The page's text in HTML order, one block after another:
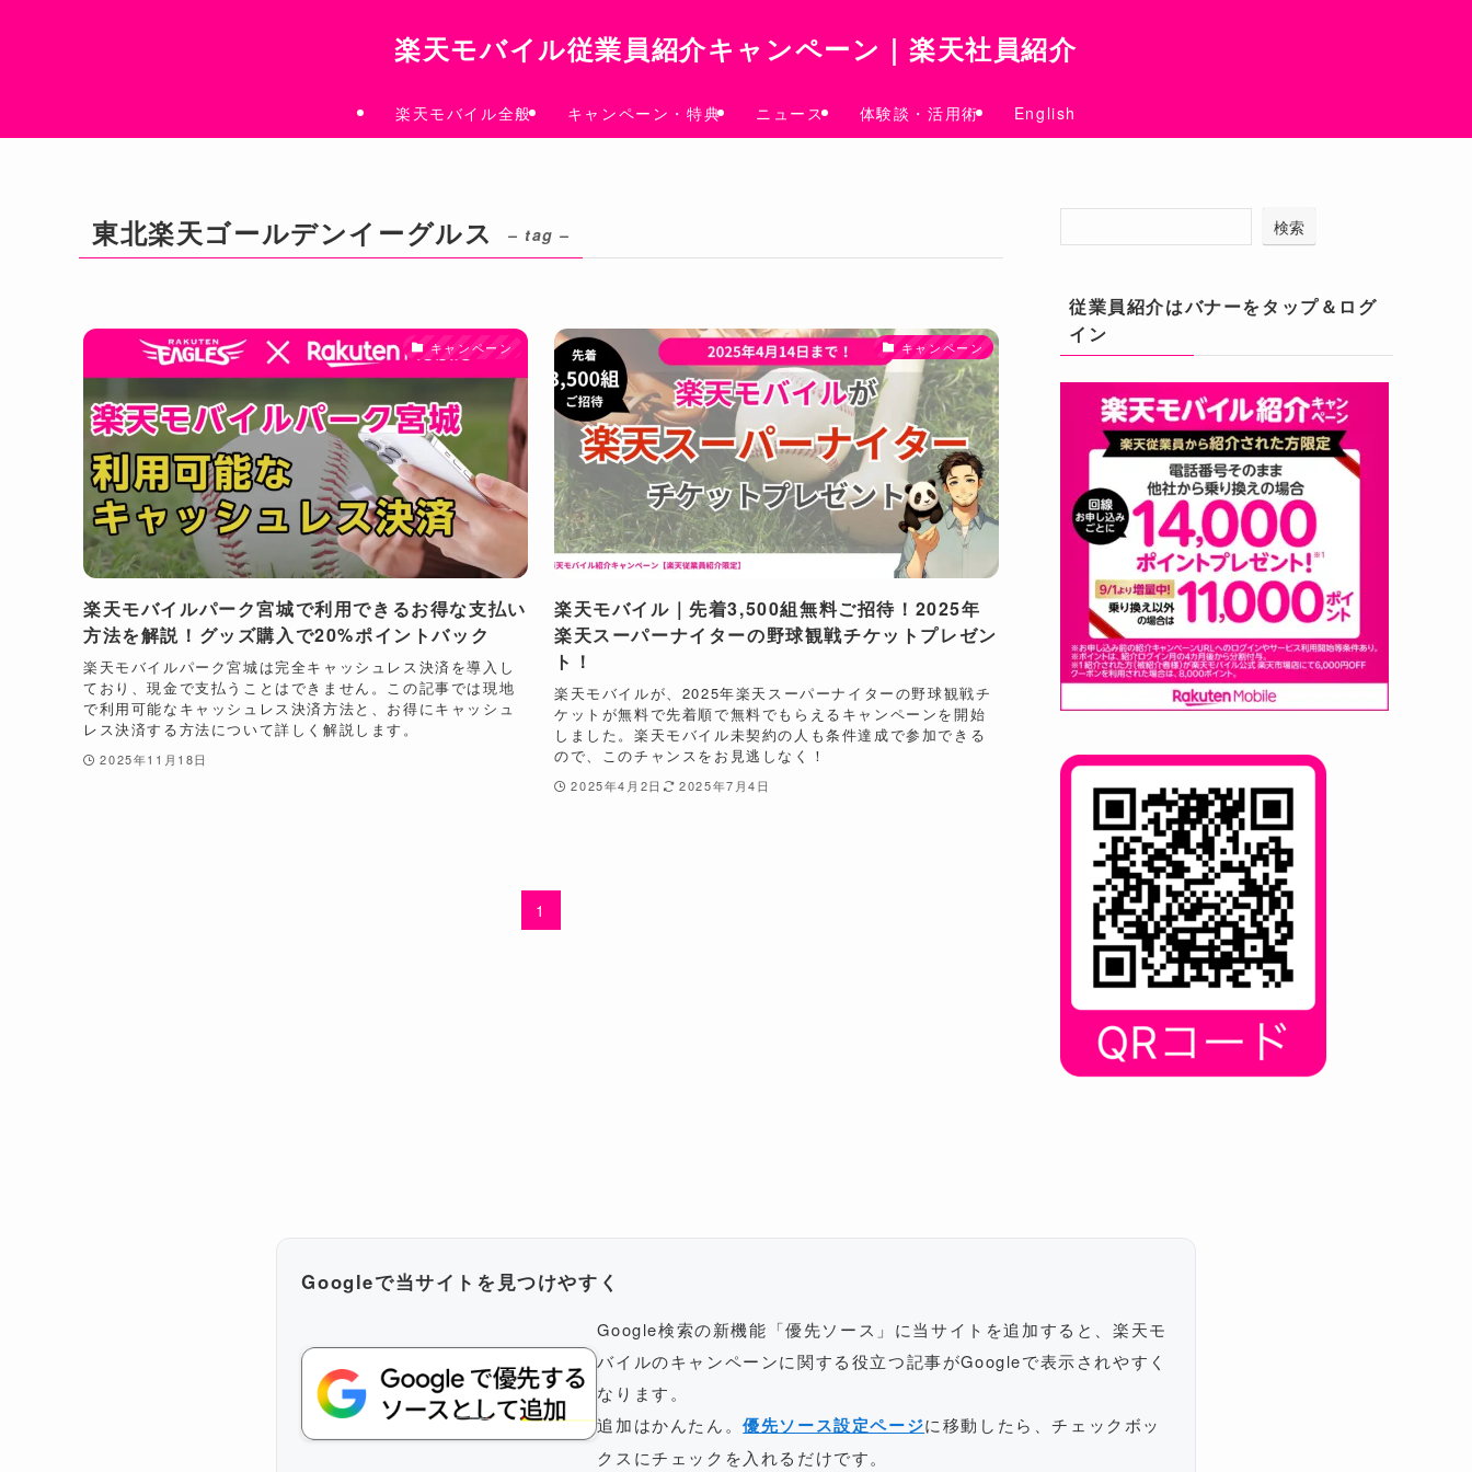
楽天モバイル従業員紹介キャンペーン｜楽天社員紹介
楽天モバイル全般 キャンペーン・特典 ニュース 体験談・活用術 English
東北楽天ゴールデンイーグルス – tag –
キャンペーン
楽天モバイルパーク宮城で利用できるお得な支払い
方法を解説！グッズ購入で20%ポイントバック
楽天モバイルパーク宮城は完全キャッシュレス決済を導入し
ており、現金で支払うことはできません。この記事では現地
で利用可能なキャッシュレス決済方法と、お得にキャッシュ
レス決済する方法について詳しく解説します。
2025年11月18日
キャンペーン
楽天モバイル｜先着3,500組無料ご招待！2025年
楽天スーパーナイターの野球観戦チケットプレゼン
ト！
楽天モバイルが、2025年楽天スーパーナイターの野球観戦チ
ケットが無料で先着順で無料でもらえるキャンペーンを開始
しました。楽天モバイル未契約の人も条件達成で参加できる
ので、このチャンスをお見逃しなく！
2025年4月2日 2025年7月4日
1
検索
従業員紹介はバナーをタップ＆ログ
イン
Googleで当サイトを見つけやすく
Google検索の新機能「優先ソース」に当サイトを追加すると、楽天モ
バイルのキャンペーンに関する役立つ記事がGoogleで表示されやすく
なります。
追加はかんたん。優先ソース設定ページに移動したら、チェックボッ
クスにチェックを入れるだけです。